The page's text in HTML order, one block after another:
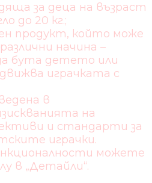
за деца на възраст
до 20 кг.;
продукт, който може
начина –
бута детето или
играчката с
в
на
и стандарти за
играчки.
можете
в „Детайли“.